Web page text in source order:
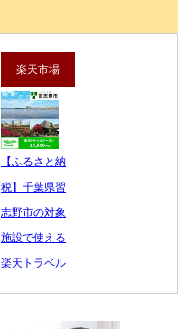
楽天市場
【ふるさと納
税】千葉県習
志野市の対象
施設で使える
楽天トラベル